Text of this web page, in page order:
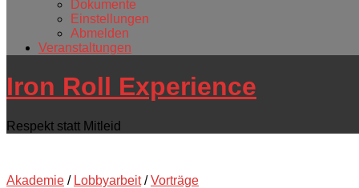
Dokumente
Einstellungen
Abmelden
Veranstaltungen
Iron Roll Experience
Respekt statt Mitleid
Akademie / Lobbyarbeit/Vorträge